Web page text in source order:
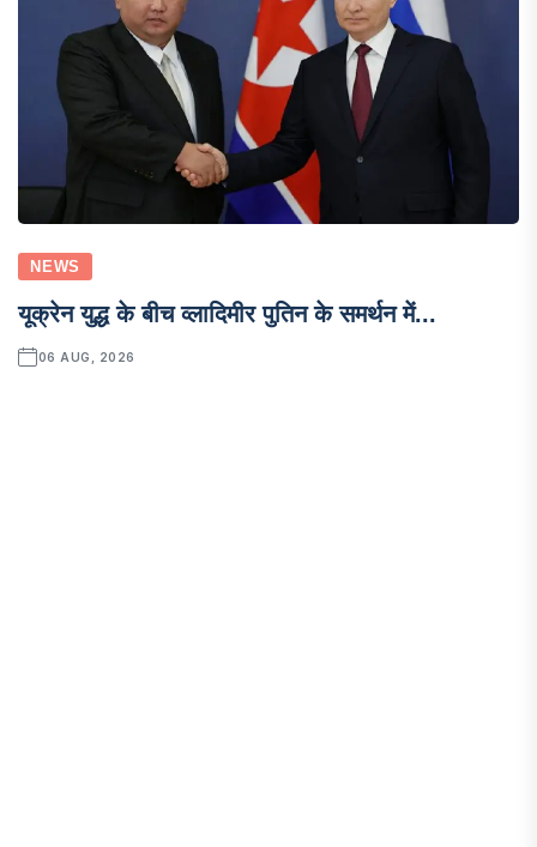
NEWS
यूक्रेन युद्ध के बीच व्लादिमीर पुतिन के समर्थन में...
06 AUG, 2026